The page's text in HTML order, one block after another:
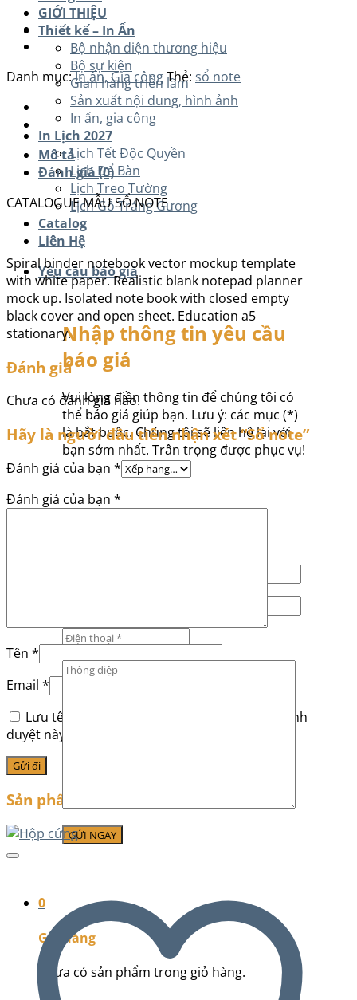
GIỚI THIỆU
Thiết kế – In Ấn
Bộ nhận diện thương hiệu
Bộ sự kiện
Gian hàng triễn lãm
Sản xuất nội dung, hình ảnh
In ấn, gia công
In Lịch 2027
Lịch Tết Độc Quyền
Lịch Để Bàn
Lịch Treo Tường
Lịch Gỗ Tráng Gương
Catalog
Liên Hệ
Yêu cầu báo giá
Nhập thông tin yêu cầu
báo giá
Vui lòng điền thông tin để chúng tôi có
thể báo giá giúp bạn. Lưu ý: các mục (*)
là bắt buộc. Chúng tôi sẽ liên hệ lại với
bạn sớm nhất. Trân trọng được phục vụ!
0
Giỏ hàng
Chưa có sản phẩm trong giỏ hàng.
Danh mục:In ấn, Gia côngThẻ: sổ note
Mô tả
Đánh giá (0)
CATALOGUE MẪU SỔ NOTE
Spiral binder notebook vector mockup template
with white paper. Realistic blank notepad planner
mock up. Isolated note book with closed empty
black cover and open sheet. Education a5
stationary.
Đánh giá
Chưa có đánh giá nào.
Hãy là người đầu tiên nhận xét “Sổ note”
Đánh giá của bạn *
Đánh giá của bạn *
Tên *
Email *
Lưu tên của tôi, email, và trang web trong trình
duyệt này cho lần bình luận kế tiếp của tôi.
Sản phẩm tương tự